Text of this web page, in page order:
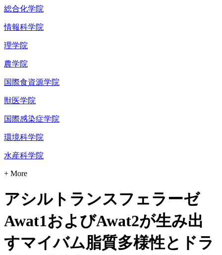
総合化学院
情報科学院
理学院
農学院
国際食資源学院
獣医学院
国際感染症学院
環境科学院
水産科学院
+ More
アシルトランスフェラーゼ
Awat1およびAwat2が生み出
すマイバム脂質多様性とドラ